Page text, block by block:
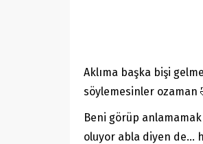
Aklıma başka bişi
söylemesinler ozaman
Beni görüp
oluyor abla diyen de…